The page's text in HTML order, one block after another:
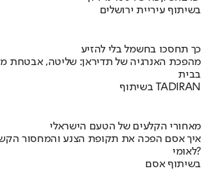
בשיתוף עיריית ירושלים
כך תחסכו בחשמל בלי להזיע
מהפכת האנרגיה של תדיראן: שליטה, אבטחת
בבית
בשיתוף TADIRAN
מאחורי הקלעים של הטעם הישראלי
לאומי?
בשיתוף אסם